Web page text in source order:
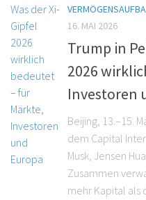
16. MAI 2026
Trump in
2026
Investoren
Beijing, 13.–15.
dem Capital
Musk, Jensen
Zusammen
mehr Kapital als